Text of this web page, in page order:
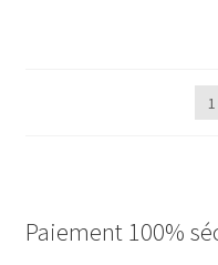
1
Paiement 100%